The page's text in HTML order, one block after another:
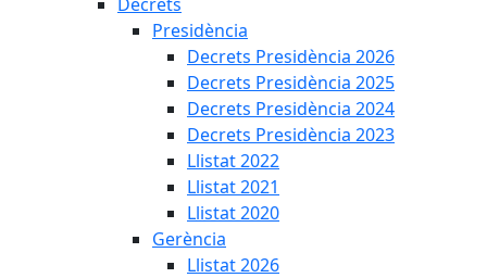
Presidència
Decrets Presidència 2026
Decrets Presidència 2025
Decrets Presidència 2024
Decrets Presidència 2023
Llistat 2022
Llistat 2021
Llistat 2020
Gerència
Llistat 2026